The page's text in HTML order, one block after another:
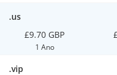
.us
£9.70 GBP
1 Ano
.vip